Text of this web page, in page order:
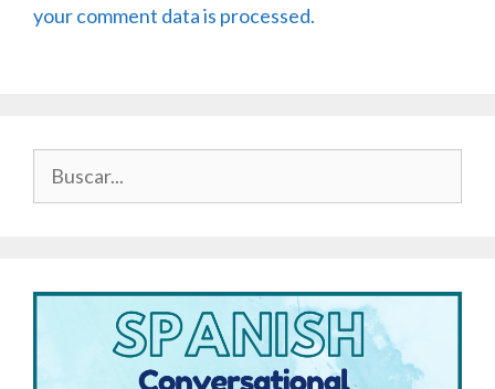
your comment data is processed.